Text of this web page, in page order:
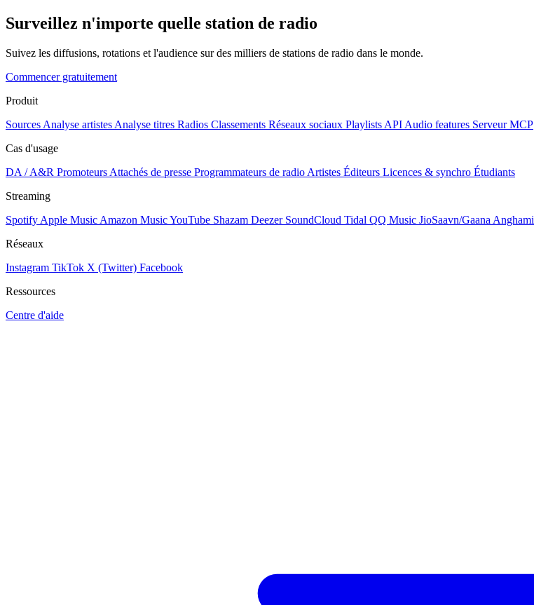
Surveillez n'importe quelle station de radio
Suivez les diffusions, rotations et l'audience sur des milliers de stations de radio dans le monde.
Commencer gratuitement
Produit
Sources Analyse artistes Analyse titres Radios Classements Réseaux sociaux Playlists API Audio features Serveur MCP
Cas d'usage
DA / A&R Promoteurs Attachés de presse Programmateurs de radio Artistes Éditeurs Licences & synchro Étudiants
Streaming
Spotify Apple Music Amazon MusicYouTube Shazam Deezer SoundCloud Tidal QQ Music JioSaavn/Gaana Anghami
Réseaux
Instagram TikTok X (Twitter) Facebook
Ressources
Centre d'aide